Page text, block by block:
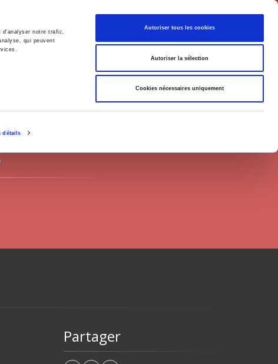
d'analyser notre trafic.
qui peuvent
détails
Autoriser tous les cookies
Autoriser la sélection
Cookies nécessaires uniquement
Français
Partager